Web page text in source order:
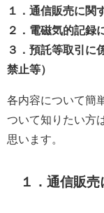
１．通信販売に関
２．電磁気的記録
３．預託等取引に
禁止等）
各内容について簡
ついて知りたい方
思います。
１．通信販